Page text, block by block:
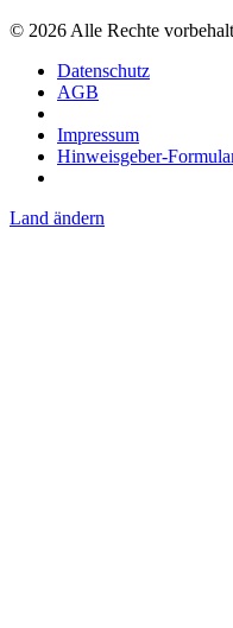
© 2026 Alle Rechte
Datenschutz
AGB
Impressum
Hinweisgeber-
Land ändern